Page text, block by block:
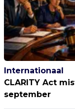
Internationaal
CLARITY Act
september